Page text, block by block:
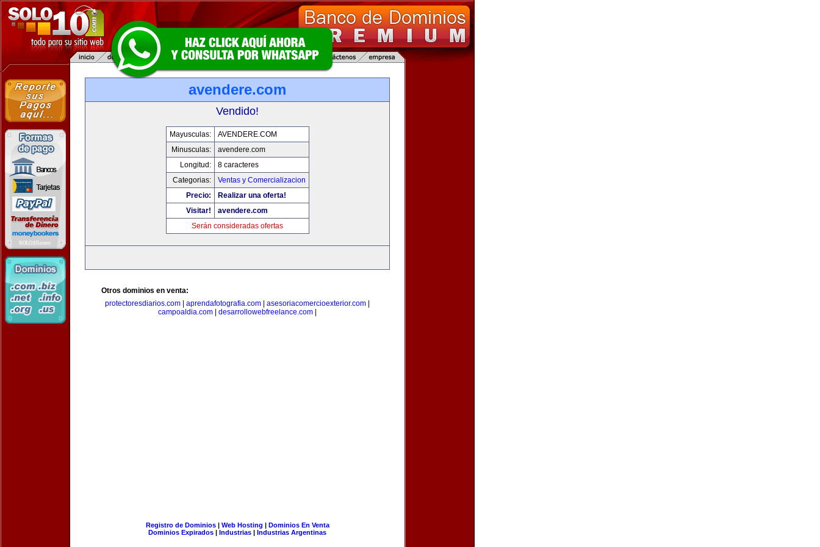
avendere.com
Vendido!
Mayusculas:
AVENDERE.COM
Minusculas:
avendere.com
Longitud:
8 caracteres
Categorias:
Ventas y Comercializacion
Precio:
Realizar una oferta!
Visitar!
avendere.com
Serán consideradas ofertas
Otros dominios en venta:
protectoresdiarios.com
aprendafotografia.com asesoriacomercioexterior.com
campoaldia.com
desarrollowebfreelance.com
Registro de Dominios| Web Hosting | Dominios En Venta
Dominios Expirados | Industrias | Industrias Argentinas